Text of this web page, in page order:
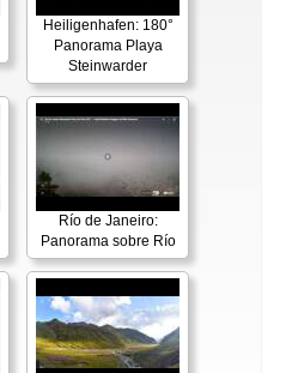
Heiligenhafen: 180°
Panorama Playa
Steinwarder
Río de Janeiro:
Panorama sobre Río